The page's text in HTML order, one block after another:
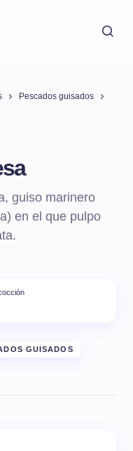
Pescados guisados
guiso marinero
en el que pulpo
GUISADOS